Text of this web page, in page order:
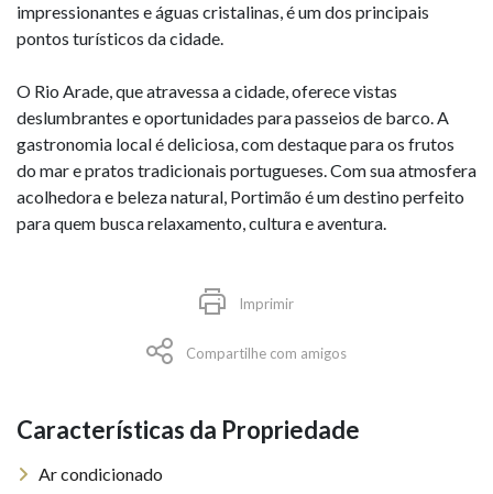
impressionantes e águas cristalinas, é um dos principais
pontos turísticos da cidade.
O Rio Arade, que atravessa a cidade, oferece vistas
deslumbrantes e oportunidades para passeios de barco. A
gastronomia local é deliciosa, com destaque para os frutos
do mar e pratos tradicionais portugueses. Com sua atmosfera
acolhedora e beleza natural, Portimão é um destino perfeito
para quem busca relaxamento, cultura e aventura.
Imprimir
Compartilhe com amigos
Características da Propriedade
Ar condicionado